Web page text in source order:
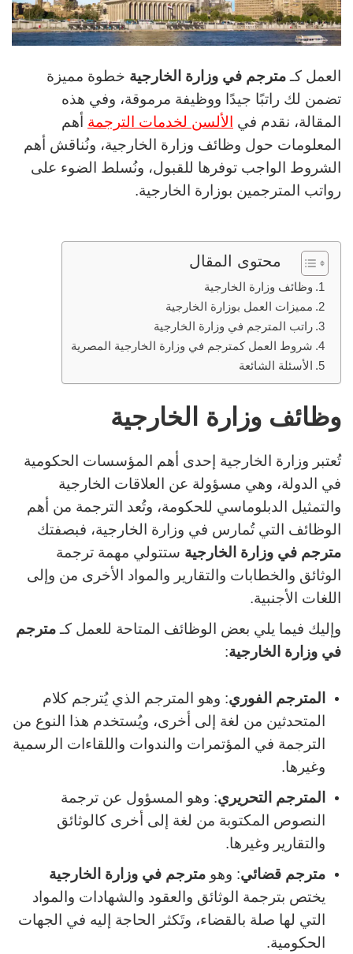
العمل كـمترجم في وزارة الخارجية خطوة مميزة
تضمن لك راتبًا جيدًا ووظيفة مرموقة، وفي هذه
المقالة، نقدم في
الألسن لخدمات الترجمة أهم
المعلومات حول وظائف وزارة الخارجية، ونُناقش أهم
الشروط الواجب توفرها للقبول، ونُسلط الضوء على
رواتب المترجمين بوزارة الخارجية.
محتوى المقال
وظائف وزارة الخارجية
مميزات العمل بوزارة الخارجية
راتب المترجم في وزارة الخارجية
شروط العمل كمترجم في وزارة الخارجية المصرية
الأسئلة الشائعة
وظائف وزارة الخارجية
تُعتبر وزارة الخارجية إحدى أهم المؤسسات الحكومية
في الدولة، وهي مسؤولة عن العلاقات الخارجية
والتمثيل الدبلوماسي للحكومة، وتُعد الترجمة من أهم
الوظائف التي تُمارس في وزارة الخارجية، فبصفتك
مترجم في وزارة الخارجية ستتولي مهمة ترجمة
الوثائق والخطابات والتقارير والمواد الأخرى من وإلى
اللغات الأجنبية.
وإليك فيما يلي بعض الوظائف المتاحة للعمل كـمترجم
في وزارة الخارجية:
المترجم الفوري: وهو المترجم الذي يُترجم كلام
المتحدثين من لغة إلى أخرى، ويُستخدم هذا النوع من
الترجمة في المؤتمرات والندوات واللقاءات الرسمية
وغيرها.
المترجم التحريري: وهو المسؤول عن ترجمة
النصوص المكتوبة من لغة إلى أخرى كالوثائق
والتقارير وغيرها.
مترجم قضائي: وهو مترجم في وزارة الخارجية
يختص بترجمة الوثائق والعقود والشهادات والمواد
التي لها صلة بالقضاء، وتَكثر الحاجة إليه في الجهات
الحكومية.